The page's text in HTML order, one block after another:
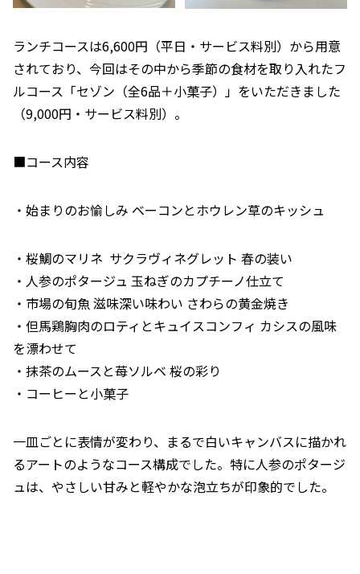
ランチコースは6,600円（平日・サービス料別）から用意
されており、今回はその中から季節の食材を取り入れたフ
ルコース「セゾン（全6品＋小菓子）」をいただきました
（9,000円・サービス料別）。
■コース内容
・始まりのお愉しみ ベーコンとホウレン草のキッシュ
・桜鯛のマリネ サクラヴィネグレット 春の装い
・人参のポタージュ 玉ねぎのカプチーノ仕立て
・市場の旬魚 滋味深い味わい さわらの黄金焼き
・但馬鶏胸肉のロティとキュイスコンフィ カシスの風味
を漂わせて
・抹茶のムースと苺ソルベ 桜の彩り
・コーヒーと小菓子
一皿ごとに表情が変わり、まるで白いキャンバスに描かれ
るアートのようなコース構成でした。特に人参のポタージ
ュは、やさしい甘みと軽やかな泡立ちが印象的でした。